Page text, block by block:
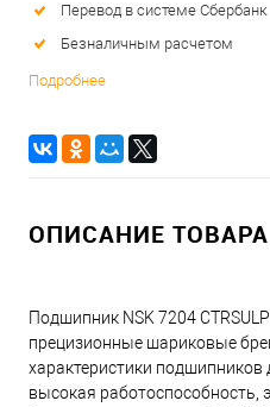
Перевод в системе Сбербанк
Безналичным расчетом
Подробнее
ОПИСАНИЕ ТОВАРА
Подшипник NSK 7204
прецизионные шариковые
характеристики подшипников
высокая работоспособность,